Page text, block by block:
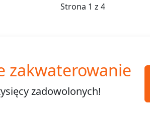
Strona 1 z 4
zakwaterowanie
zadowolonych!